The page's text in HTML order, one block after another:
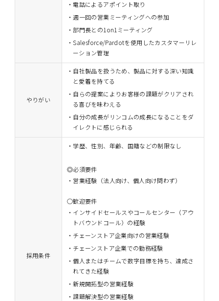
電話によるアポイント取り
週一回の営業ミーティングへの参加
部門長との1on1ミーティング
Salesforce/Pardotを使用したカスタマーリレ
ーション管理
やりがい
自社製品を扱うため、製品に対する深い知識
と愛着を持てる
自らの提案によりお客様の課題がクリアされ
る喜びを味わえる
自分の成長がリンコムの成長になることをダ
イレクトに感じられる
採用条件
・学歴、性別、年齢、国籍などの制限なし
◎必須要件
営業経験（法人向け、個人向け問わず）
○歓迎要件
インサイドセールスやコールセンター（アウ
トバウンドコール）の経験
チェーンストア企業向けの営業経験
チェーンストア企業での勤務経験
個人またはチームで数字目標を持ち、達成さ
れてきた経験
新規開拓型の営業経験
課題解決型の営業経験